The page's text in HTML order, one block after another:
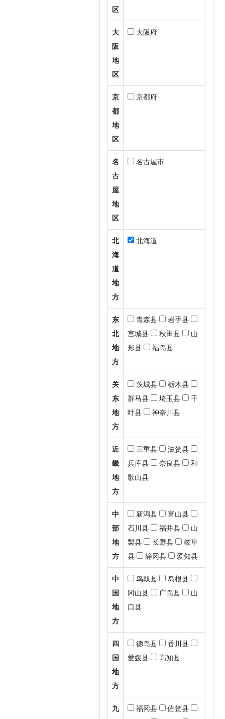
区
大
阪
地
区
大阪府
京
都
地
区
京都府
名
古
屋
地
区
名古屋市
北
海
道
地
方
北海道
东
北
地
方
青森县
岩手县
宫城县
秋田县
山
形县
福岛县
关
东
地
方
茨城县
栃木县
群马县
埼玉县
千
叶县
神奈川县
近
畿
地
方
三重县
滋贺县
兵库县
奈良县
和
歌山县
中
部
地
方
新潟县
富山县
石川县
福井县
山
梨县
长野县
岐阜
县
静冈县 爱知县
中
国
地
方
鸟取县
岛根县
冈山县
广岛县
山
口县
四
国
地
方
德岛县
香川县
爱媛县
高知县
九
福冈县
佐贺县